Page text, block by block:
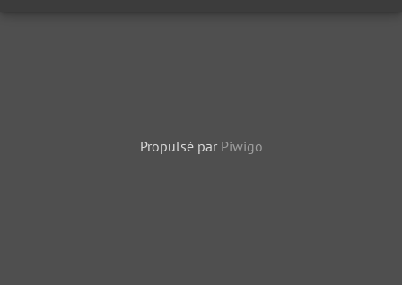
Propulsé par Piwigo